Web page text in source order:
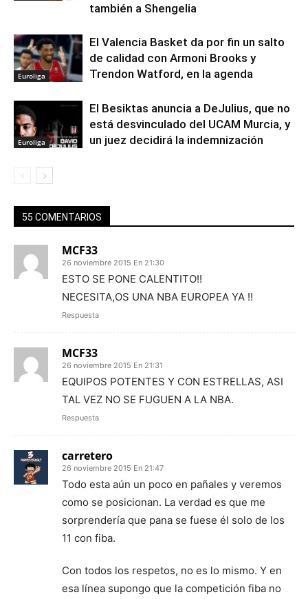
también a Shengelia
Euroliga
El Valencia Basket da por fin un salto
de calidad con Armoni Brooks y
Trendon Watford, en la agenda
Euroliga
El Besiktas anuncia a DeJulius, que no
está desvinculado del UCAM Murcia, y
un juez decidirá la indemnización
55 COMENTARIOS
MCF33
26 noviembre 2015 En 21:30
ESTO SE PONE CALENTITO!!
NECESITA,OS UNA NBA EUROPEA YA !!
Respuesta
MCF33
26 noviembre 2015 En 21:31
EQUIPOS POTENTES Y CON ESTRELLAS, ASI
TAL VEZ NO SE FUGUEN A LA NBA.
Respuesta
carretero
26 noviembre 2015 En 21:47
Todo esta aún un poco en pañales y veremos
como se posicionan. La verdad es que me
sorprendería que pana se fuese él solo de los
11 con fiba.
Con todos los respetos, no es lo mismo. Y en
esa línea supongo que la competición fiba no